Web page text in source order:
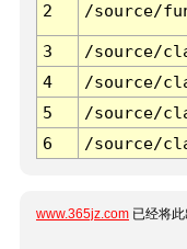
2 /source/
3 /source/
4
/source/
5
/source/
6
/source/
www.365jz.com 已经将